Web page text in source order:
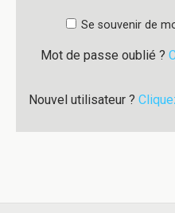
Se souvenir de
Mot de passe oublié ?
Nouvel utilisateur ?